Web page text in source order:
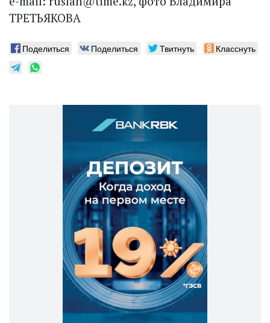
ТРЕТЬЯКОВА
Поделиться Поделиться Твитнуть Класснуть